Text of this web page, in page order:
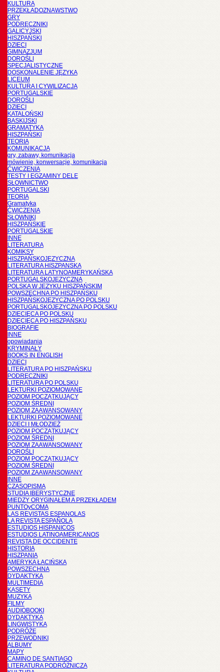
KULTURA
PRZEKŁADOZNAWSTWO
GRY
PODRĘCZNIKI
GALICYJSKI
HISZPAŃSKI
DZIECI
GIMNAZJUM
DOROŚLI
SPECJALISTYCZNE
DOSKONALENIE JĘZYKA
LICEUM
KULTURA I CYWILIZACJA
PORTUGALSKIE
DOROŚLI
DZIECI
KATALOŃSKI
BASKIJSKI
GRAMATYKA
HISZPAŃSKI
TEORIA
KOMUNIKACJA
gry, zabawy, komunikacja
mówienie, konwersacje, komunikacja
ĆWICZENIA
TESTY I EGZAMINY DELE
SŁOWNICTWO
PORTUGALSKI
TEORIA
Gramatyka
ĆWICZENIA
SŁOWNIKI
HISZPAŃSKIE
PORTUGALSKIE
INNE
LITERATURA
KOMIKSY
HISZPAŃSKOJĘZYCZNA
LITERATURA HISZPANSKA
LITERATURA LATYNOAMERYKAŃSKA
PORTUGALSKOJĘZYCZNA
POLSKA W JĘZYKU HISZPAŃSKIM
POWSZECHNA PO HISZPAŃSKU
HISZPAŃSKOJĘZYCZNA PO POLSKU
PORTUGALSKOJĘZYCZNA PO POLSKU
DZIECIĘCA PO POLSKU
DZIECIĘCA PO HISZPAŃSKU
BIOGRAFIE
INNE
opowiadania
KRYMINAŁY
BOOKS IN ENGLISH
DZIECI
LITERATURA PO HISZPAŃSKU
PODRĘCZNIKI
LITERATURA PO POLSKU
LEKTURKI POZIOMOWANE
POZIOM POCZĄTKUJĄCY
POZIOM ŚREDNI
POZIOM ZAAWANSOWANY
LEKTURKI POZIOMOWANE
DZIECI I MŁODZIEŻ
POZIOM POCZĄTKUJĄCY
POZIOM ŚREDNI
POZIOM ZAAWANSOWANY
DOROŚLI
POZIOM POCZĄTKUJĄCY
POZIOM ŚREDNI
POZIOM ZAAWANSOWANY
INNE
CZASOPISMA
STUDIA IBERYSTYCZNE
MIĘDZY ORYGINAŁEM A PRZEKŁADEM
PUNTOyCOMA
LAS REVISTAS ESPANOLAS
LA REVISTA ESPAÑOLA
ESTUDIOS HISPANICOS
ESTUDIOS LATINOAMERICANOS
REVISTA DE OCCIDENTE
HISTORIA
HISZPANIA
AMERYKA ŁACIŃSKA
POWSZECHNA
DYDAKTYKA
MULTIMEDIA
KASETY
MUZYKA
FILMY
AUDIOBOOKI
DYDAKTYKA
LINGWISTYKA
PODRÓŻE
PRZEWODNIKI
ALBUMY
MAPY
CAMINO DE SANTIAGO
LITERATURA PODRÓŻNICZA